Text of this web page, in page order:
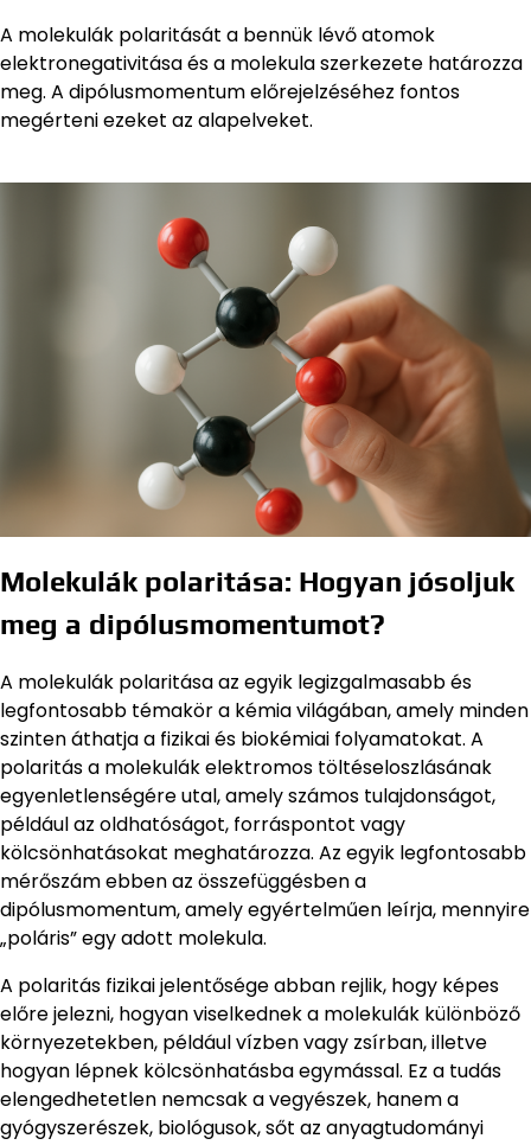
A molekulák polaritását a bennük lévő atomok
elektronegativitása és a molekula szerkezete határozza
meg. A dipólusmomentum előrejelzéséhez fontos
megérteni ezeket az alapelveket.
Molekulák polaritása: Hogyan jósoljuk
meg a dipólusmomentumot?
A molekulák polaritása az egyik legizgalmasabb és
legfontosabb témakör a kémia világában, amely minden
szinten áthatja a fizikai és biokémiai folyamatokat. A
polaritás a molekulák elektromos töltéseloszlásának
egyenletlenségére utal, amely számos tulajdonságot,
például az oldhatóságot, forráspontot vagy
kölcsönhatásokat meghatározza. Az egyik legfontosabb
mérőszám ebben az összefüggésben a
dipólusmomentum, amely egyértelműen leírja, mennyire
„poláris” egy adott molekula.
A polaritás fizikai jelentősége abban rejlik, hogy képes
előre jelezni, hogyan viselkednek a molekulák különböző
környezetekben, például vízben vagy zsírban, illetve
hogyan lépnek kölcsönhatásba egymással. Ez a tudás
elengedhetetlen nemcsak a vegyészek, hanem a
gyógyszerészek, biológusok, sőt az anyagtudományi